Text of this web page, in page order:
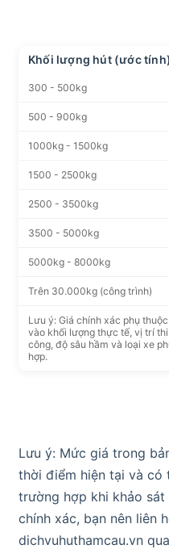
Khối lượng hút (ước tính)
300 - 500kg
500 - 900kg
1000kg - 1500kg
1500 - 2500kg
2500 - 3500kg
3500 - 5000kg
5000kg - 8000kg
Trên 30.000kg (công trình)
Lưu ý: Giá chính xác phụ thuộc
vào khối lượng thực tế, vị trí thi
công, độ sâu hầm và loại xe
hợp.
Lưu ý: Mức giá trong
thời điểm hiện tại và có
trường hợp khi khảo
chính xác, bạn nên liên
dichvuhuthamcau.vn qua